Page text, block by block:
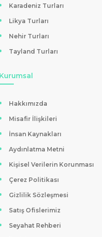
Karadeniz Turları
Likya Turları
Nehir Turları
Tayland Turları
Kurumsal
Hakkımızda
Misafir İlişkileri
İnsan Kaynakları
Aydınlatma Metni
Kişisel Verilerin Korunması
Çerez Politikası
Gizlilik Sözleşmesi
Satış Ofislerimiz
Seyahat Rehberi